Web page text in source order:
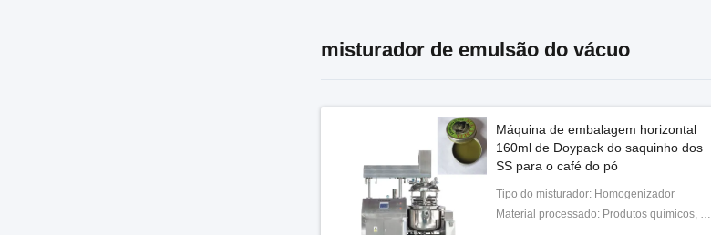
misturador de emulsão do vácuo
Máquina de embalagem horizontal
160ml de Doypack do saquinho dos
SS para o café do pó
Tipo do misturador: Homogenizador
Material processado: Produtos químicos, alimento, medicina